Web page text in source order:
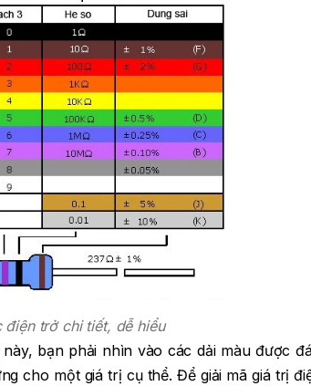
trở chi tiết, dễ hiểu
bạn phải nhìn vào các dải màu được
cho một giá trị cụ thể. Để giải mã giá trị